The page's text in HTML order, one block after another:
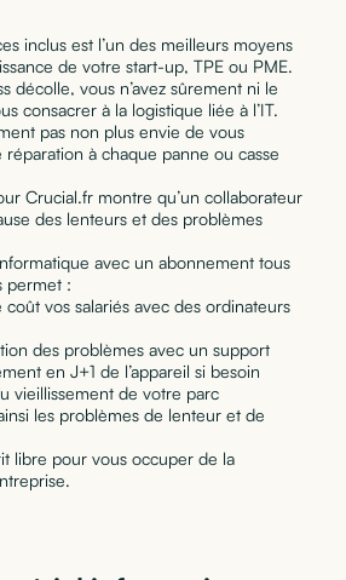
inclus est l’un des meilleurs moyens
de votre start-up, TPE ou PME.
décolle, vous n’avez sûrement ni le
consacrer à la logistique liée à l’IT.
pas non plus envie de vous
à chaque panne ou casse
Crucial.fr montre qu’un collaborateur
des lenteurs et des problèmes
avec un abonnement tous
permet :
coût vos salariés avec des ordinateurs
des problèmes avec un support
en J+1 de l’appareil si besoin
vieillissement de votre parc
les problèmes de lenteur et de
libre pour vous occuper de la